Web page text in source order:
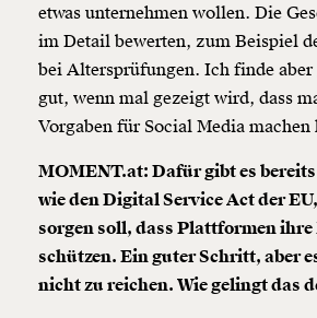
etwas unternehmen wollen. Die
im Detail bewerten, zum Beispiel
bei Altersprüfungen. Ich finde
gut, wenn mal gezeigt wird, dass
Vorgaben für Social Media machen
MOMENT.at: Dafür gibt es
wie den Digital Service Act der
sorgen soll, dass Plattformen
schützen. Ein guter Schritt, aber
nicht zu reichen. Wie gelingt das